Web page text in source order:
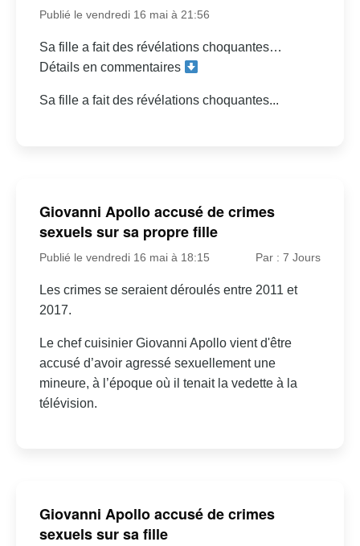
Publié le vendredi 16 mai à 21:56
Sa fille a fait des révélations choquantes…
Détails en commentaires
Sa fille a fait des révélations choquantes...
Giovanni Apollo accusé de crimes
sexuels sur sa propre fille
Publié le vendredi 16 mai à 18:15 Par : 7 Jours
Les crimes se seraient déroulés entre 2011 et
2017.
Le chef cuisinier Giovanni Apollo vient d'être
accusé d’avoir agressé sexuellement une
mineure, à l’époque où il tenait la vedette à la
télévision.
Giovanni Apollo accusé de crimes
sexuels sur sa fille